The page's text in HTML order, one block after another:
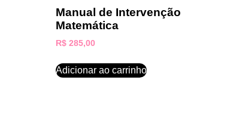
Manual de Intervenção
Matemática
R$ 285,00
Adicionar ao carrinho